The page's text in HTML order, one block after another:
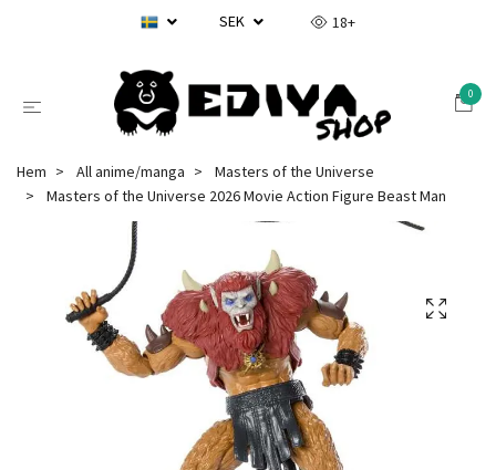
SEK 18+
0
Hem All anime/manga
Masters of the Universe
Masters of the Universe 2026 Movie Action Figure Beast Man